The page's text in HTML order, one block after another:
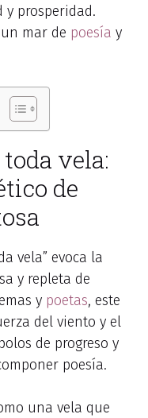
y prosperidad.
mar de poesía y
vela:
de
vela” evoca la
y repleta de
y poetas, este
del viento y el
de progreso y
poesía.
una vela que